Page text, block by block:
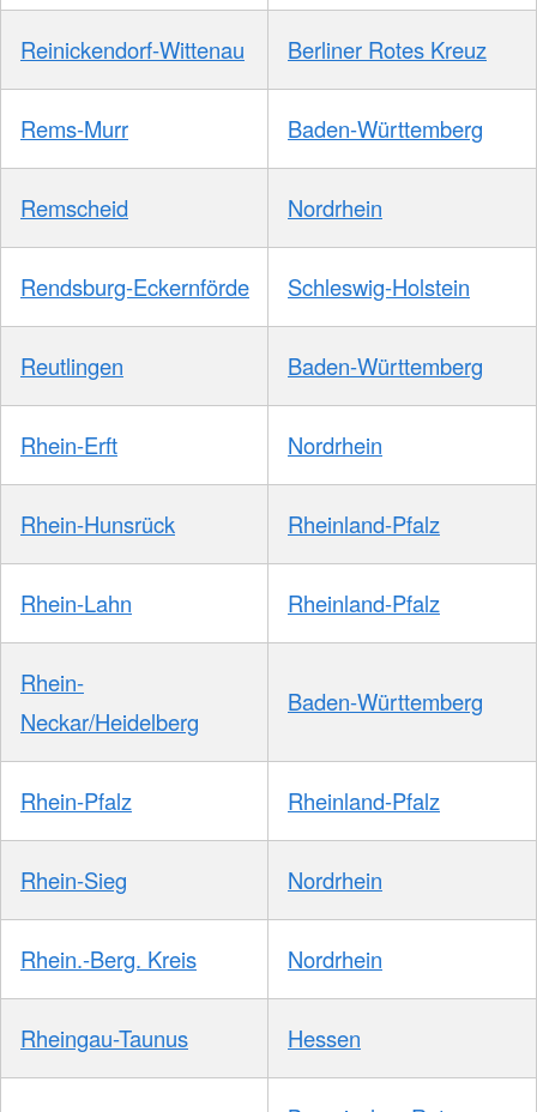
Reinickendorf-Wittenau Berliner Rotes Kreuz
Rems-Murr Baden-Württemberg
Remscheid Nordrhein
Rendsburg-Eckernförde Schleswig-Holstein
Reutlingen Baden-Württemberg
Rhein-Erft Nordrhein
Rhein-Hunsrück Rheinland-Pfalz
Rhein-Lahn Rheinland-Pfalz
Rhein-
Neckar/Heidelberg
Baden-Württemberg
Rhein-Pfalz Rheinland-Pfalz
Rhein-Sieg Nordrhein
Rhein.-Berg. Kreis Nordrhein
Rheingau-Taunus Hessen